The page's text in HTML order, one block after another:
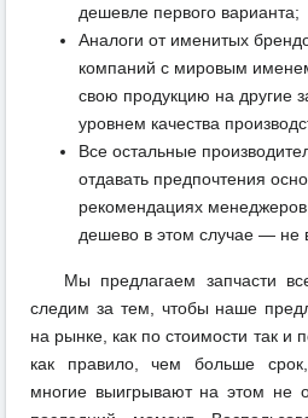
дешевле первого варианта;
Аналоги от именитых
компаний с мировым
свою продукцию на другие
уровнем качества
Все остальные
отдавать предпочтения
рекомендациях
дешево в этом случае — не
Мы предлагаем запчасти
следим за тем, чтобы наше
на рынке, как по стоимости так и
как правило, чем больше
многие выигрывают на этом не